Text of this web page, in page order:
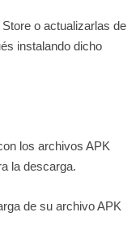
o actualizarlas de
instalando dicho
los archivos APK
la descarga.
de su archivo APK